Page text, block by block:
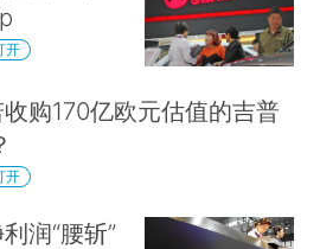
开
购170亿欧元估值的吉普
开
润“腰斩”